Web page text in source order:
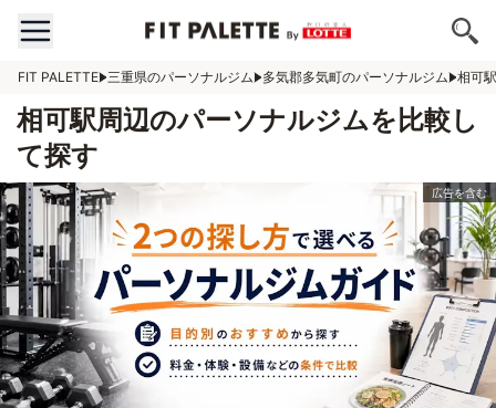
FIT PALETTE 三重県のパーソナルジム 多気郡多気町のパーソナルジム 相可
相可駅周辺のパーソナルジムを比較し
て探す